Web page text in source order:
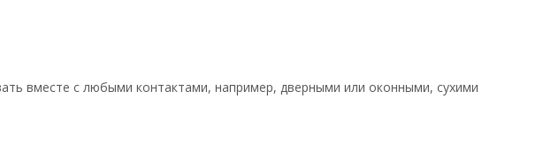
вместе с любыми контактами, например, дверными или оконными, сухими